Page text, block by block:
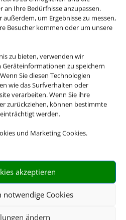
an Ihre Bedürfnisse anzupassen.
um Ergebnisse zu messen,
Besucher kommen oder um unsere
zu bieten, verwenden wir
Geräteinformationen zu speichern
Sie diesen Technologien
wie das Surfverhalten oder
verarbeiten. Wenn Sie ihre
zurückziehen, können bestimmte
werden.
und Marketing Cookies.
akzeptieren
notwendige Cookies
ändern
beginnt